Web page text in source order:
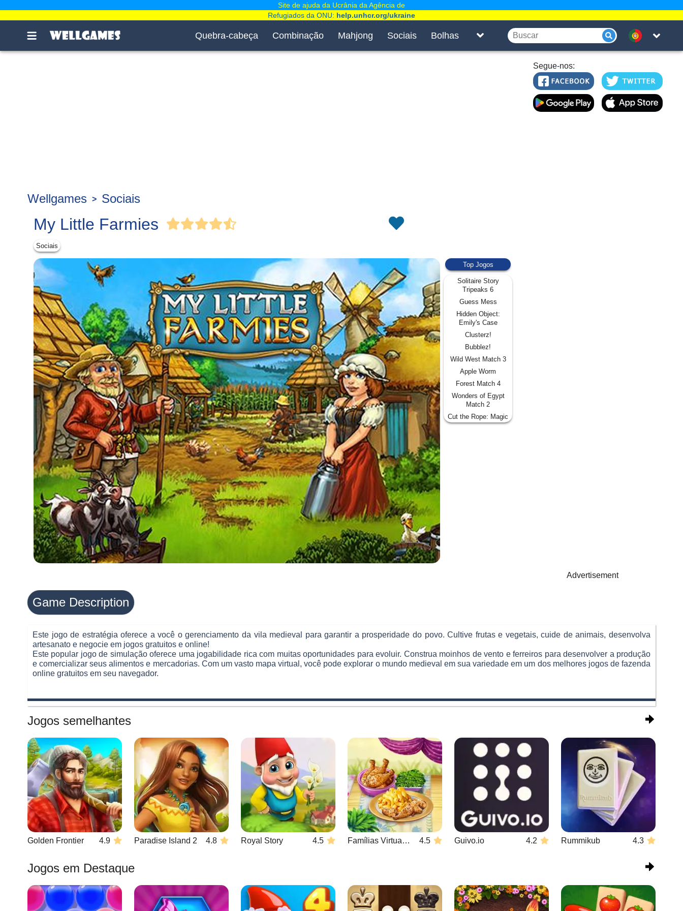
Quebra-cabeça Combinação Mahjong Sociais Bolhas
Segue-nos:
Wellgames Sociais
My Little Farmies
Sociais
Top Jogos
Solitaire Story
Tripeaks 6
Guess Mess
Hidden Object:
Emily's Case
Clusterz!
Bubblez!
Wild West Match 3
Apple Worm
Forest Match 4
Wonders of Egypt
Match 2
Cut the Rope: Magic
Advertisement
Game Description
Este jogo de estratégia oferece a você o gerenciamento da vila medieval para garantir a prosperidade do povo. Cultive frutas e vegetais, cuide de animais, desenvolva
artesanato e negocie em jogos gratuitos e online!
Este popular jogo de simulação oferece uma jogabilidade rica com muitas oportunidades para evoluir. Construa moinhos de vento e ferreiros para desenvolver a produção
e comercializar seus alimentos e mercadorias. Com um vasto mapa virtual, você pode explorar o mundo medieval em sua variedade em um dos melhores jogos de fazenda
online gratuitos em seu navegador.
Jogos semelhantes
Golden Frontier 4.9 Paradise Island 2 4.8 Royal Story 4.5 Famílias Virtuais: Na Cozinha 4.5 Guivo.io 4.2 Rummikub 4.3
Jogos em Destaque
Site de ajuda da Ucrânia da Agência de
Refugiados da ONU: help.unhcr.org/ukraine